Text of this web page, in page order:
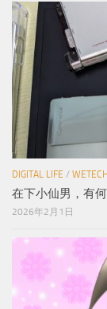
DIGITAL LIFE / WETECH
在下小仙男，有
2026年2月1日